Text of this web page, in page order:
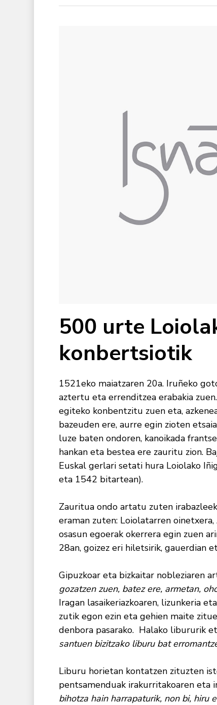
500 urte
konbertsiotik
1521eko maiatzaren 20a. Iruñeko
aztertu eta errenditzea erabakia
egiteko konbentzitu zuen eta,
bazeuden ere, aurre egin zioten
luze baten ondoren, kanoikada
hankan eta bestea ere zauritu zion.
Euskal gerlari setati hura Loiolako
eta 1542 bitartean).
Zauritua ondo artatu zuten
eraman zuten: Loiolatarren
osasun egoerak okerrera egin zuen
28an, goizez eri hiletsirik, gauerdian
Gipuzkoar eta bizkaitar nobleziaren
gozatzen zuen, batez ere, armetan,
Iragan lasaikeriazkoaren, lizunkeria
zutik egon ezin eta gehien maite
denbora pasarako. Halako libururik
santuen bizitzako liburu bat
Liburu horietan kontatzen zituzten
pentsamenduak irakurritakoaren eta
bihotza hain harrapaturik, non bi, hiru